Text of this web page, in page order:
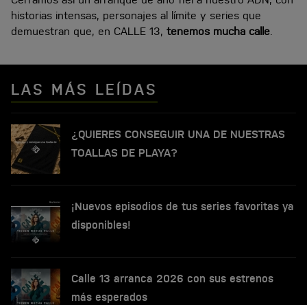
historias intensas, personajes al límite y series que
demuestran que, en CALLE 13, tenemos mucha calle
LAS MÁS LEÍDAS
¿QUIERES CONSEGUIR UNA DE NUESTRAS
TOALLAS DE PLAYA?
¡Nuevos episodios de tus series favoritas ya
disponibles!
Calle 13 arranca 2026 con sus estrenos
más esperados